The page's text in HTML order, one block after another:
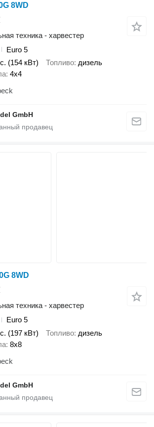
8WD
техника - харвестер
Euro 5
(154 кВт) Топливо дизель
4x4
GmbH
8WD
техника - харвестер
Euro 5
(197 кВт) Топливо дизель
8x8
GmbH